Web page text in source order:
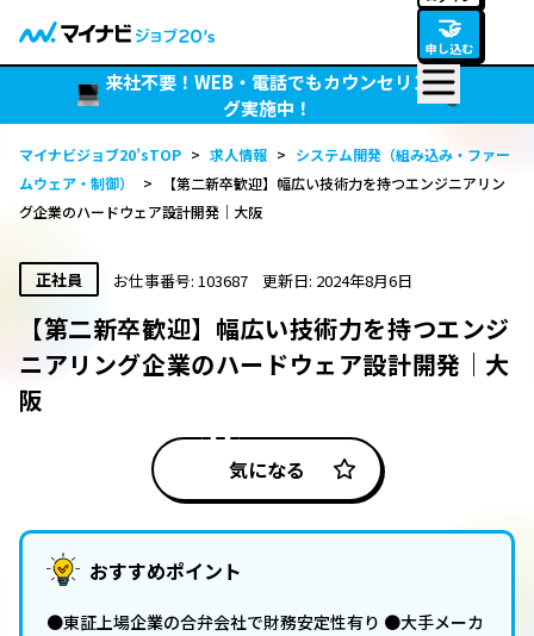
🤝
申し込む
来社不要！WEB・電話でもカウンセリン
グ実施中！
マイナビジョブ20’sTOP > 求人情報 > システム開発（組み込み・ファー
ムウェア・制御）
>
【第二新卒歓迎】幅広い技術力を持つエンジニアリン
グ企業のハードウェア設計開発｜大阪
正社員 お仕事番号: 103687 更新日: 2024年8月6日
【第二新卒歓迎】幅広い技術力を持つエンジ
ニアリング企業のハードウェア設計開発｜大
阪
気になる
おすすめポイント
●東証上場企業の合弁会社で財務安定性有り ●大手メーカ